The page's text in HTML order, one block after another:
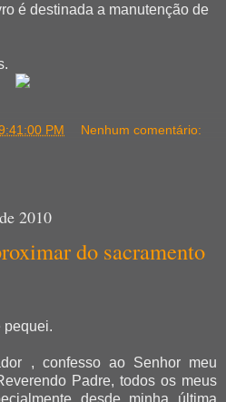
é destinada a manutenção de
PM Nenhum comentário:
2010
do sacramento
pequei.
, confesso ao Senhor meu
Padre, todos os meus
desde minha última